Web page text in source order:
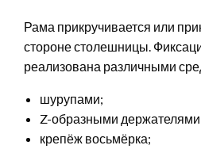
Рама прикручивается или
стороне столешницы.
реализована различными
шурупами;
Z-образными
крепёж восьмёрка;